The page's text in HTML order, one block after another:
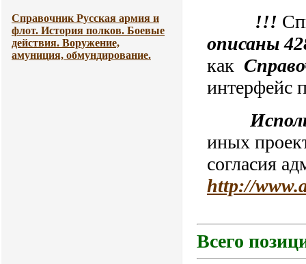
Справочник Русская армия и
флот. История полков. Боевые
действия. Воружение,
амуниция, обмундирование.
!!!
описаны
как
интерфейс
иных
согласия
http://
Всего